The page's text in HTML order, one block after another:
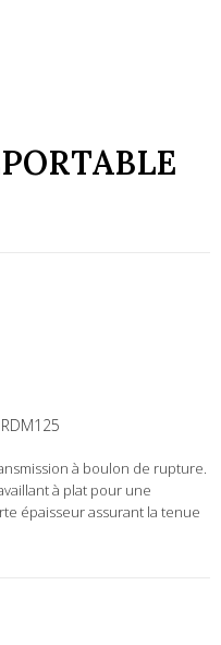
RDM125
à boulon de rupture.
à plat pour une
épaisseur assurant la tenue